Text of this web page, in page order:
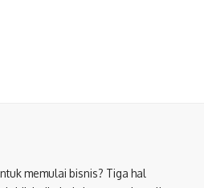
memulai bisnis? Tiga hal